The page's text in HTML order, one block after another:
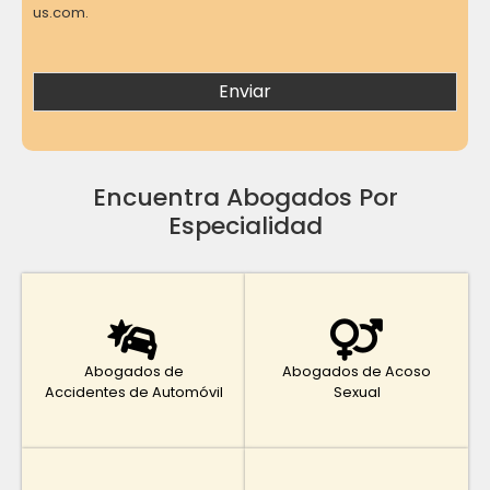
us.com.
Encuentra Abogados Por
Especialidad
Abogados de
Accidentes de Automóvil
Abogados de Acoso
Sexual